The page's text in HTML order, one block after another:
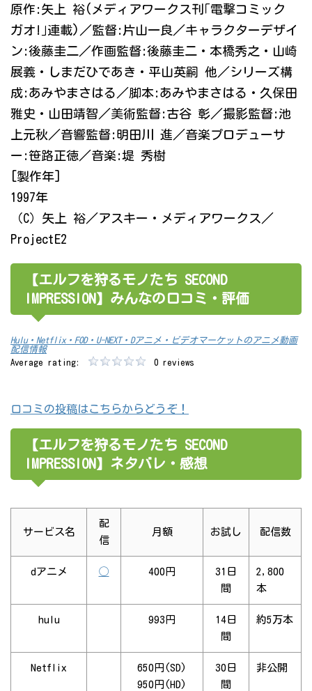
原作:矢上 裕(メディアワークス刊｢電撃コミック
ガオ!｣連載)／監督:片山一良／キャラクターデザイ
ン:後藤圭二／作画監督:後藤圭二・本橋秀之・山崎
展義・しまだひであき・平山英嗣 他／シリーズ構
成:あみやまさはる／脚本:あみやまさはる・久保田
雅史・山田靖智／美術監督:古谷 彰／撮影監督:池
上元秋／音響監督:明田川 進／音楽プロデューサ
ー:笹路正徳／音楽:堤 秀樹
[製作年]
1997年
（C）矢上 裕／アスキー・メディアワークス／
ProjectE2
【エルフを狩るモノたち SECOND
IMPRESSION】みんなの口コミ・評価
Hulu・Netflix・FOD・U-NEXT・Dアニメ・ビデオマーケットのアニメ動画
配信情報
Average rating:
0 reviews
口コミの投稿はこちらからどうぞ！
【エルフを狩るモノたち SECOND
IMPRESSION】ネタバレ・感想
サービス名
配
信
月額 お試し 配信数
dアニメ ◯ 400円
31日
間
2,800
本
hulu 993円
14日
間
約5万本
Netflix
650円(SD)
950円(HD)
30日
間
非公開